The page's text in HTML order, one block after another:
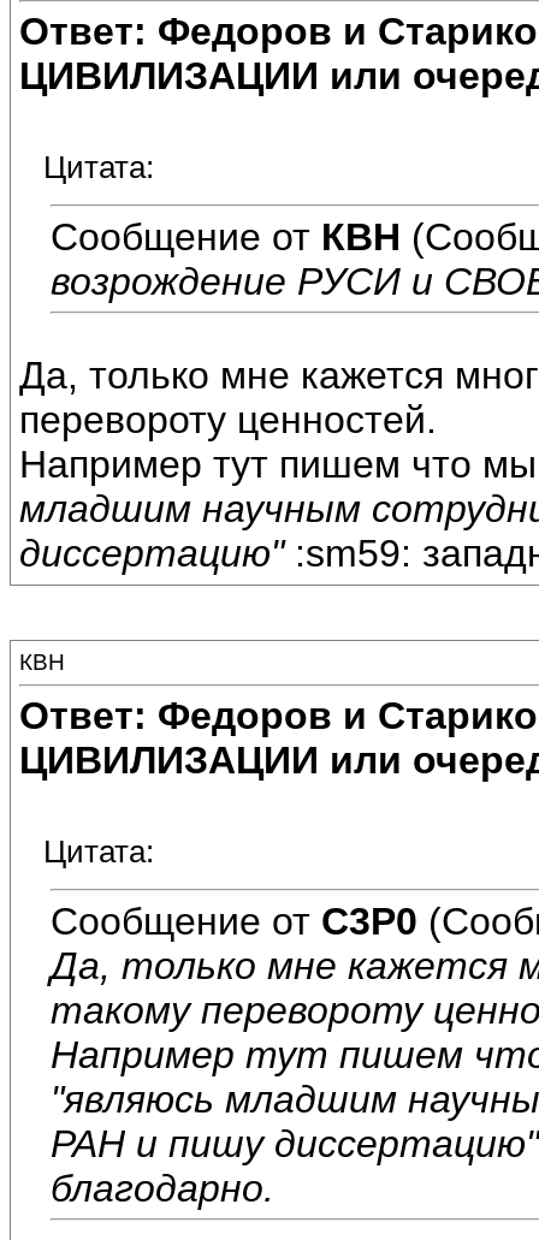
Ответ: Федоров и
ЦИВИЛИЗАЦИИ или
Цитата:
Сообщение от КВН
возрождение РУСИ и
Да, только мне кажется
перевороту ценностей.
Например тут пишем что
младшим научным
диссертацию":sm59:
КВН
Ответ: Федоров и
ЦИВИЛИЗАЦИИ или
Цитата:
Сообщение от C3P0
Да, только мне кажется
такому перевороту
Например тут пишем
"являюсь младшим
РАН и пишу диссертацию"
благодарно.